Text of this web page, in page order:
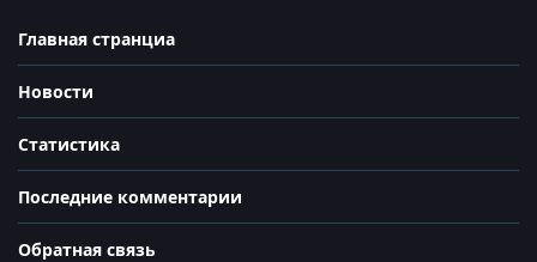
Главная странциа
Новости
Статистика
Последние комментарии
Обратная связь